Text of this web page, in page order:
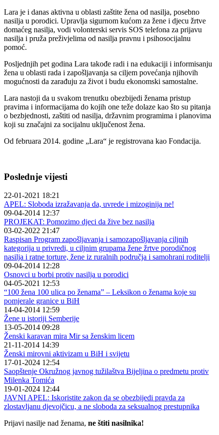
Lara je i danas aktivna u oblasti zaštite žena od nasilja, posebno
nasilja u porodici. Upravlja sigurnom kućom za žene i djecu žrtve
domaćeg nasilja, vodi volonterski servis SOS telefona za prijavu
nasilja i pruža preživjelima od nasilja pravnu i psihosocijalnu
pomoć.
Posljednjih pet godina Lara takođe radi i na edukaciji i informisanju
žena u oblasti rada i zapošljavanja sa ciljem povećanja njihovih
mogućnosti da zarađuju za život i budu ekonomski samostalne.
Lara nastoji da u svakom trenutku obezbijedi ženama pristup
pravima i informacijama do kojih one teže dolaze kao što su pitanja
o bezbjednosti, zaštiti od nasilja, državnim programima i planovima
koji su značajni za socijalnu uključenost žena.
Od februara 2014. godine „Lara“ je registrovana kao Fondacija.
Poslednje vijesti
22-01-2021 18:21
APEL: Sloboda izražavanja da, uvrede i mizoginija ne!
09-04-2014 12:37
PROJEKAT: Pomozimo djeci da žive bez nasilja
03-02-2022 21:47
Raspisan Program zapošljavanja i samozapošljavanja ciljnih
kategorija u privredi, u ciljnim grupama žene žrtve porodičnog
nasilja i ratne torture, žene iz ruralnih područja i samohrani roditelji
09-04-2014 12:28
Osnovci u borbi protiv nasilja u porodici
04-05-2021 12:53
“100 žena 100 ulica po ženama” – Leksikon o ženama koje su
pomjerale granice u BiH
14-04-2014 12:59
Žene u istoriji Semberije
13-05-2014 09:28
Ženski karavan mira Mir sa ženskim licem
21-11-2014 14:39
Ženski mirovni aktivizam u BiH i svijetu
17-01-2024 12:54
Saopštenje Okružnog javnog tužilaštva Bijeljina o predmetu protiv
Milenka Tomića
19-01-2024 12:44
JAVNI APEL: Iskoristite zakon da se obezbijedi pravda za
zlostavljanu djevojčicu, a ne sloboda za seksualnog prestupnika
Prijavi nasilje nad ženama, ne štiti nasilnika!